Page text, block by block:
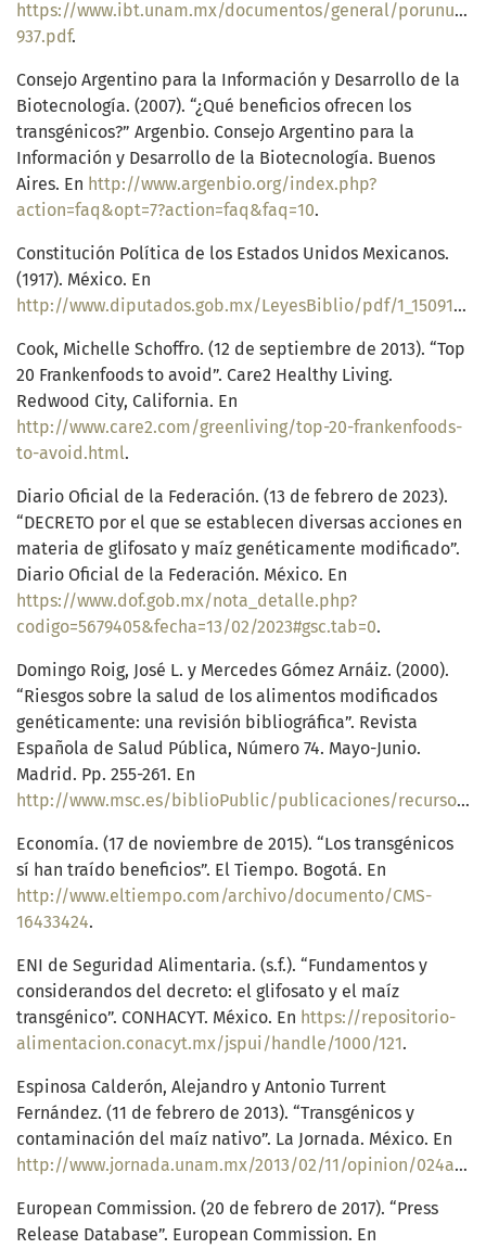
https://www.ibt.unam.mx/documentos/general/
937.pdf.
Consejo Argentino para la Información y Desarrollo de la
Biotecnología. (2007). “¿Qué beneficios ofrecen los
transgénicos?” Argenbio. Consejo Argentino para la
Información y Desarrollo de la Biotecnología. Buenos
Aires. En http://www.argenbio.org/index.php?
action=faq&opt=7?action=faq&faq=10.
Constitución Política de los Estados Unidos Mexicanos.
(1917). México. En
http://www.diputados.gob.mx/LeyesBiblio/pdf/1_150917.pdf
Cook, Michelle Schoffro. (12 de septiembre de 2013). “Top
20 Frankenfoods to avoid”. Care2 Healthy Living.
Redwood City, California. En
http://www.care2.com/greenliving/top-20-frankenfoods-
to-avoid.html.
Diario Oficial de la Federación. (13 de febrero de 2023).
“DECRETO por el que se establecen diversas acciones en
materia de glifosato y maíz genéticamente modificado”.
Diario Oficial de la Federación. México. En
https://www.dof.gob.mx/nota_detalle.php?
codigo=5679405&fecha=13/02/2023#gsc.tab=0.
Domingo Roig, José L. y Mercedes Gómez Arnáiz. (2000).
“Riesgos sobre la salud de los alimentos modificados
genéticamente: una revisión bibliográfica”. Revista
Española de Salud Pública, Número 74. Mayo-Junio.
Madrid. Pp. 255-261. En
http://www.msc.es/biblioPublic/publicaciones/recursos_propios/resp/revista_cdrom/VOL74/74_3_255.pdf
Economía. (17 de noviembre de 2015). “Los transgénicos
sí han traído beneficios”. El Tiempo. Bogotá. En
http://www.eltiempo.com/archivo/documento/CMS-
16433424.
ENI de Seguridad Alimentaria. (s.f.). “Fundamentos y
considerandos del decreto: el glifosato y el maíz
transgénico”. CONHACYT. México. En https://repositorio-
alimentacion.conacyt.mx/jspui/handle/1000/121.
Espinosa Calderón, Alejandro y Antonio Turrent
Fernández. (11 de febrero de 2013). “Transgénicos y
contaminación del maíz nativo”. La Jornada. México. En
http://www.jornada.unam.mx/2013/02/11/opinion/024a2pol
European Commission. (20 de febrero de 2017). “Press
Release Database”. European Commission. En